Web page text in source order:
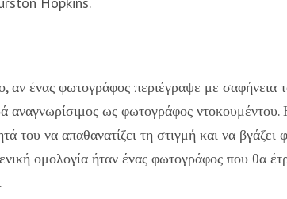
αν ένας φωτογράφος περιέγραψε με
αναγνωρίσιμος ως φωτογράφος
του να απαθανατίζει τη στιγμή και να
ομολογία ήταν ένας φωτογράφος που θα